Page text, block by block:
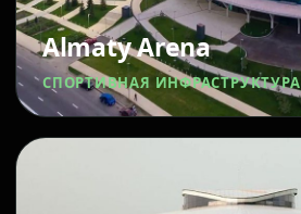
Almaty Arena
СПОРТИВНАЯ ИНФРАСТРУКТУРА